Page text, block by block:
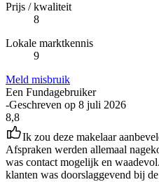
Prijs / kwaliteit
8
Lokale marktkennis
9
Meld misbruik
Een Fundagebruiker
-Geschreven op 8 juli 2026
8,8
Ik zou deze makelaar
Afspraken werden allemaal
was contact mogelijk en
klanten was doorslaggevend bij